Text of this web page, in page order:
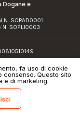
Dogane e
SOPAD0001
SOPLI0003
| Credits
fa uso di cookie
Questo sito
e di marketing.